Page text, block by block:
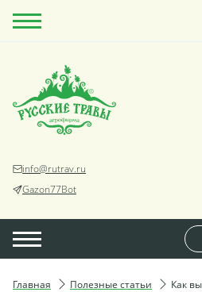
info@rutrav.ru
Gazon77Bot
Главная Полезные статьи
Как